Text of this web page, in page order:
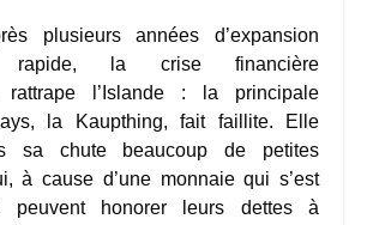
plusieurs années d’expansion
rapide, la crise financière
rattrape l’Islande : la principale
la Kaupthing, fait faillite. Elle
sa chute beaucoup de petites
à cause d’une monnaie qui s’est
peuvent honorer leurs dettes à